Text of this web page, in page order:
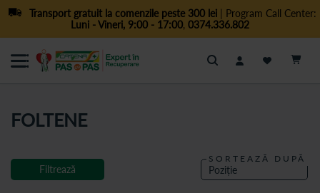
Transport gratuit la comenzile peste 300 lei| Program Call Center:
Luni - Vineri, 9:00 - 17:00, 0374.336.802
Cautare
FOLTENE
SORTEAZĂ DUPĂ
Filtrează